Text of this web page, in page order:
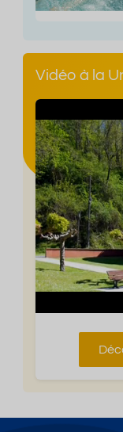
Vidéo à la